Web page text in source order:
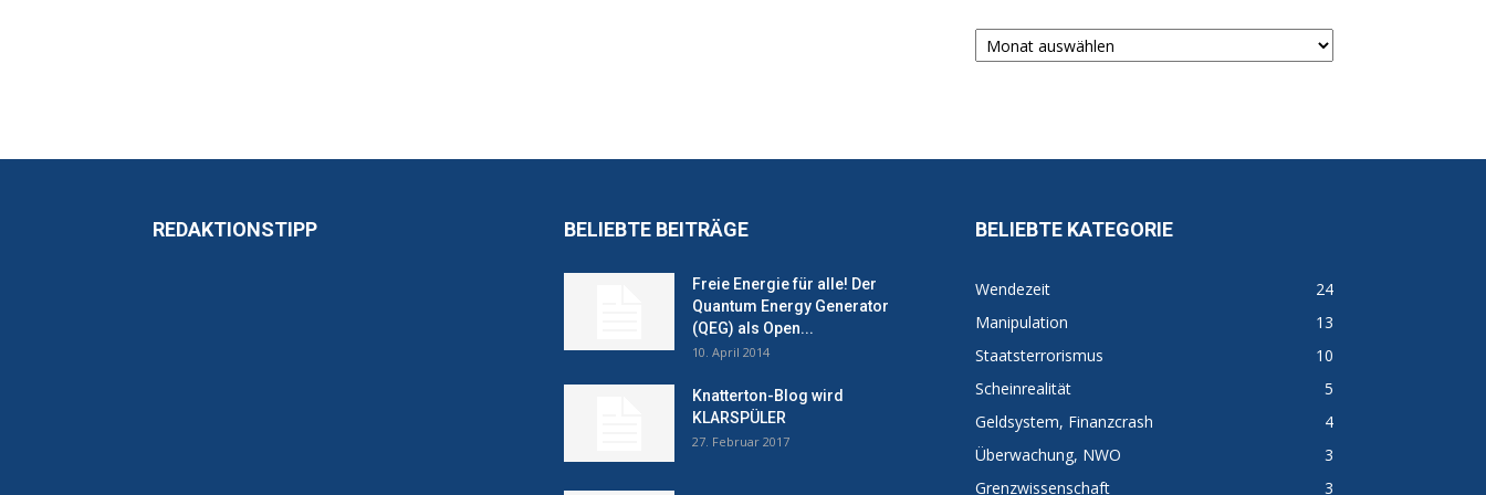
Archiv
REDAKTIONSTIPP BELIEBTE BEITRÄGE
Freie Energie für alle! Der
Quantum Energy Generator
(QEG) als Open...
10. April 2014
Knatterton-Blog wird
KLARSPÜLER
27. Februar 2017
BELIEBTE KATEGORIE
Wendezeit
24
Manipulation
13
Staatsterrorismus
10
Scheinrealität
5
Geldsystem, Finanzcrash
4
Überwachung, NWO
3
Grenzwissenschaft
3